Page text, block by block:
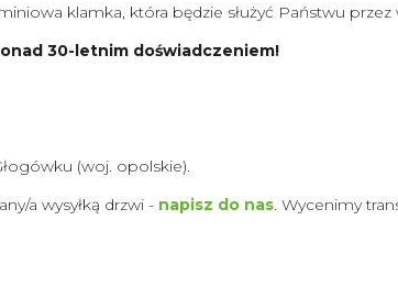
klamka, która będzie służyć Państwu przez
30-letnim doświadczeniem!
(woj. opolskie).
a wysyłką drzwi - napisz do nas. Wycenimy